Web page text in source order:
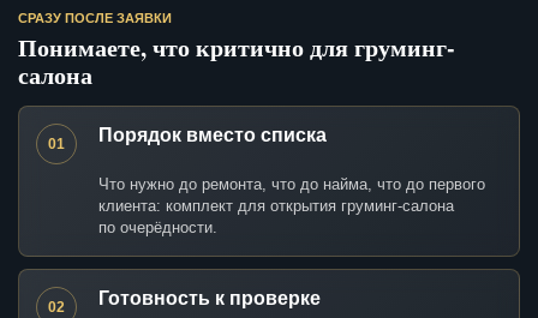
СРАЗУ ПОСЛЕ ЗАЯВКИ
Понимаете, что критично для груминг-
салона
01 Порядок вместо списка
Что нужно до ремонта, что до найма, что до первого
клиента: комплект для открытия груминг-салона
по очерёдности.
02 Готовность к проверке